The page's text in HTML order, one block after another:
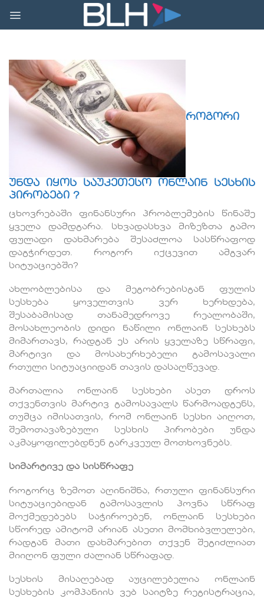
content
როგორი
უნდა იყოს საუკეთესო ონლაინ სესხის
პირობები ?
ცხოვრებაში ფინანსური პრობლემების წინაშე
ყველა დამდგარა. სხვადასხვა მიზეზთა გამო
ფულადი დახმარება შესაძლოა სასწრაფოდ
დაგჭირდეთ. როგორ იქცევით ამგვარ
სიტუაციებში?
ახლობლებისა და მეგობრებისგან ფულის
სესხება ყოველთვის ვერ ხერხდება,
შესაბამისად თანამედროვე რეალობაში,
მოსახლეობის დიდი ნაწილი ონლაინ სესხებს
მიმართავს, რადგან ეს არის ყველაზე სწრაფი,
მარტივი და მოსახერხებელი გამოსავალი
რთული სიტუაციიდან თავის დასაღწევად.
მართალია ონლაინ სესხები ასეთ დროს
თქვენთვის მარტივ გამოსავალს წარმოადგენს,
თუმცა იმისათვის, რომ ონლაინ სესხი აიღოთ,
შემოთავაზებული სესხის პირობები უნდა
აკმაყოფილებდნენ გარკვეულ მოთხოვნებს.
სიმარტივე და სისწრაფე
როგორც ზემოთ აღინიშნა, რთული ფინანსური
სიტუაციებიდან გამოსავლის პოვნა სწრაფ
მოქმედებებს საჭიროებენ, ონლაინ სესხები
სწორედ ამიტომ არიან ასეთი მომხიბვლელები,
რადგან მათი დახმარებით თქვენ შეგიძლიათ
მიიღონ ფული ძალიან სწრაფად.
სესხის მისაღებად აუცილებელია ონლაინ
სესხების კომპანიის ვებ საიტზე რეგისტრაცია,